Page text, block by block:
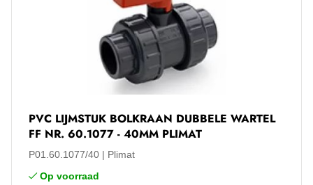
PVC LIJMSTUK BOLKRAAN DUBBELE WARTEL
FF NR. 60.1077 - 40MM PLIMAT
P01.60.1077/40
Plimat
Op voorraad